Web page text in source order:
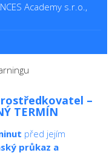
Academy s.r.o.,
–
TERMÍN
před jejím
průkaz a